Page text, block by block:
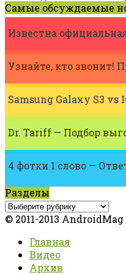
Самые обсуждаемые
Известна
Узнайте, кто звонит!
Samsung Galaxy S3 vs
Dr. Tariff — Подбор
4 фотки 1 слово —
Разделы
© 2011-2013
Главная
Видео
Архив